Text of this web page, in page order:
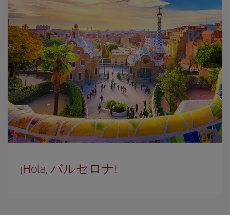
¡Hola, バルセロナ!